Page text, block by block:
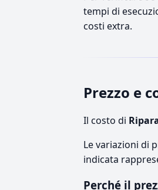
tempi di
costi extra.
Prezzo e
Il costo di
Le variazioni di
indicata
Perché il